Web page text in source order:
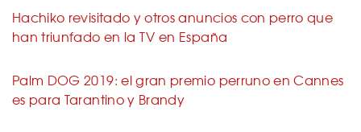
Hachiko revisitado y otros anuncios con perro que
han triunfado en la TV en España
Palm DOG 2019: el gran premio perruno en Cannes
es para Tarantino y Brandy